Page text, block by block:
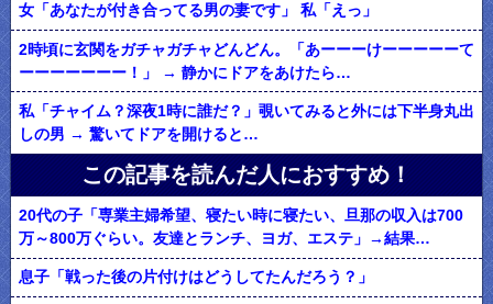
女「あなたが付き合ってる男の妻です」 私「えっ」
2時頃に玄関をガチャガチャどんどん。「あーーーけーーーーーて
ーーーーーーー！」 → 静かにドアをあけたら…
私「チャイム？深夜1時に誰だ？」覗いてみると外には下半身丸出
しの男 → 驚いてドアを開けると…
この記事を読んだ人におすすめ！
20代の子「専業主婦希望、寝たい時に寝たい、旦那の収入は700
万～800万ぐらい。友達とランチ、ヨガ、エステ」→結果…
息子「戦った後の片付けはどうしてたんだろう？」